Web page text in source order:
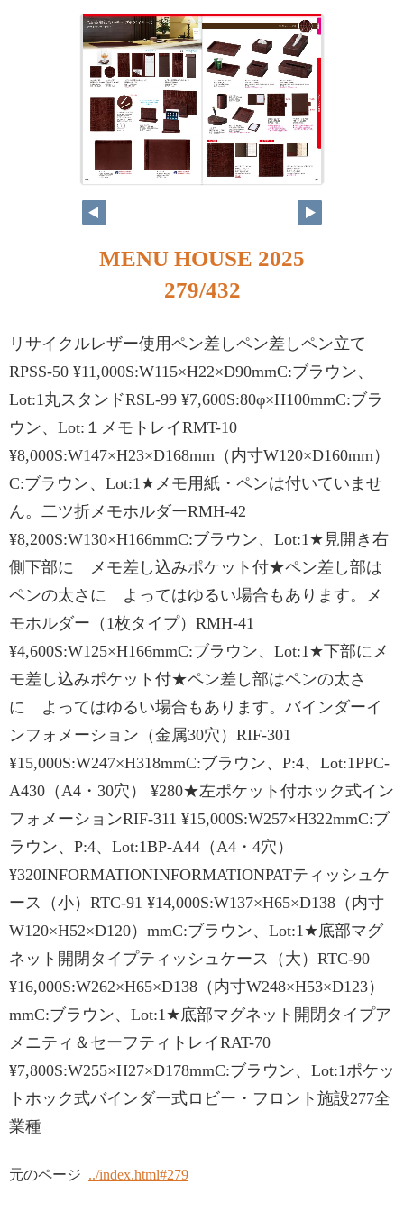
MENU HOUSE 2025
279/432
リサイクルレザー使用ペン差しペン差しペン立て
RPSS-50 ¥11,000S:W115×H22×D90mmC:ブラウン、
Lot:1丸スタンドRSL-99 ¥7,600S:80φ×H100mmC:ブラ
ウン、Lot:１メモトレイRMT-10
¥8,000S:W147×H23×D168mm（内寸W120×D160mm）
C:ブラウン、Lot:1★メモ用紙・ペンは付いていませ
ん。二ツ折メモホルダーRMH-42
¥8,200S:W130×H166mmC:ブラウン、Lot:1★見開き右
側下部に メモ差し込みポケット付★ペン差し部は
ペンの太さに よってはゆるい場合もあります。メ
モホルダー（1枚タイプ）RMH-41
¥4,600S:W125×H166mmC:ブラウン、Lot:1★下部にメ
モ差し込みポケット付★ペン差し部はペンの太さ
に よってはゆるい場合もあります。バインダーイ
ンフォメーション（金属30穴）RIF-301
¥15,000S:W247×H318mmC:ブラウン、P:4、Lot:1PPC-
A430（A4・30穴） ¥280★左ポケット付ホック式イン
フォメーションRIF-311 ¥15,000S:W257×H322mmC:ブ
ラウン、P:4、Lot:1BP-A44（A4・4穴）
¥320INFORMATIONINFORMATIONPATティッシュケ
ース（小）RTC-91 ¥14,000S:W137×H65×D138（内寸
W120×H52×D120）mmC:ブラウン、Lot:1★底部マグ
ネット開閉タイプティッシュケース（大）RTC-90
¥16,000S:W262×H65×D138（内寸W248×H53×D123）
mmC:ブラウン、Lot:1★底部マグネット開閉タイプア
メニティ＆セーフティトレイRAT-70
¥7,800S:W255×H27×D178mmC:ブラウン、Lot:1ポケッ
トホック式バインダー式ロビー・フロント施設277全
業種
元のページ ../index.html#279